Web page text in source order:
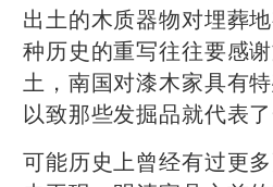
出土的木质器物对埋葬
种历史的重写往往要感
土，南国对漆木家具有
以致那些发掘品就代表了
可能历史上曾经有过更